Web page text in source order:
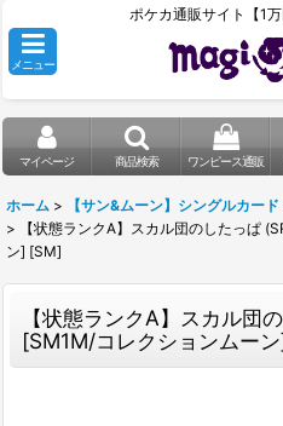
ポケカ通販サイト【1万
メニュー
マイページ 商品検索 ワンピース通販
ホーム > 【サン&ムーン】シングルカード
>
【状態ランクA】スカル団のしたっぱ
ン] [SM]
【状態ランクA】スカル
[SM1M/コレクションムー